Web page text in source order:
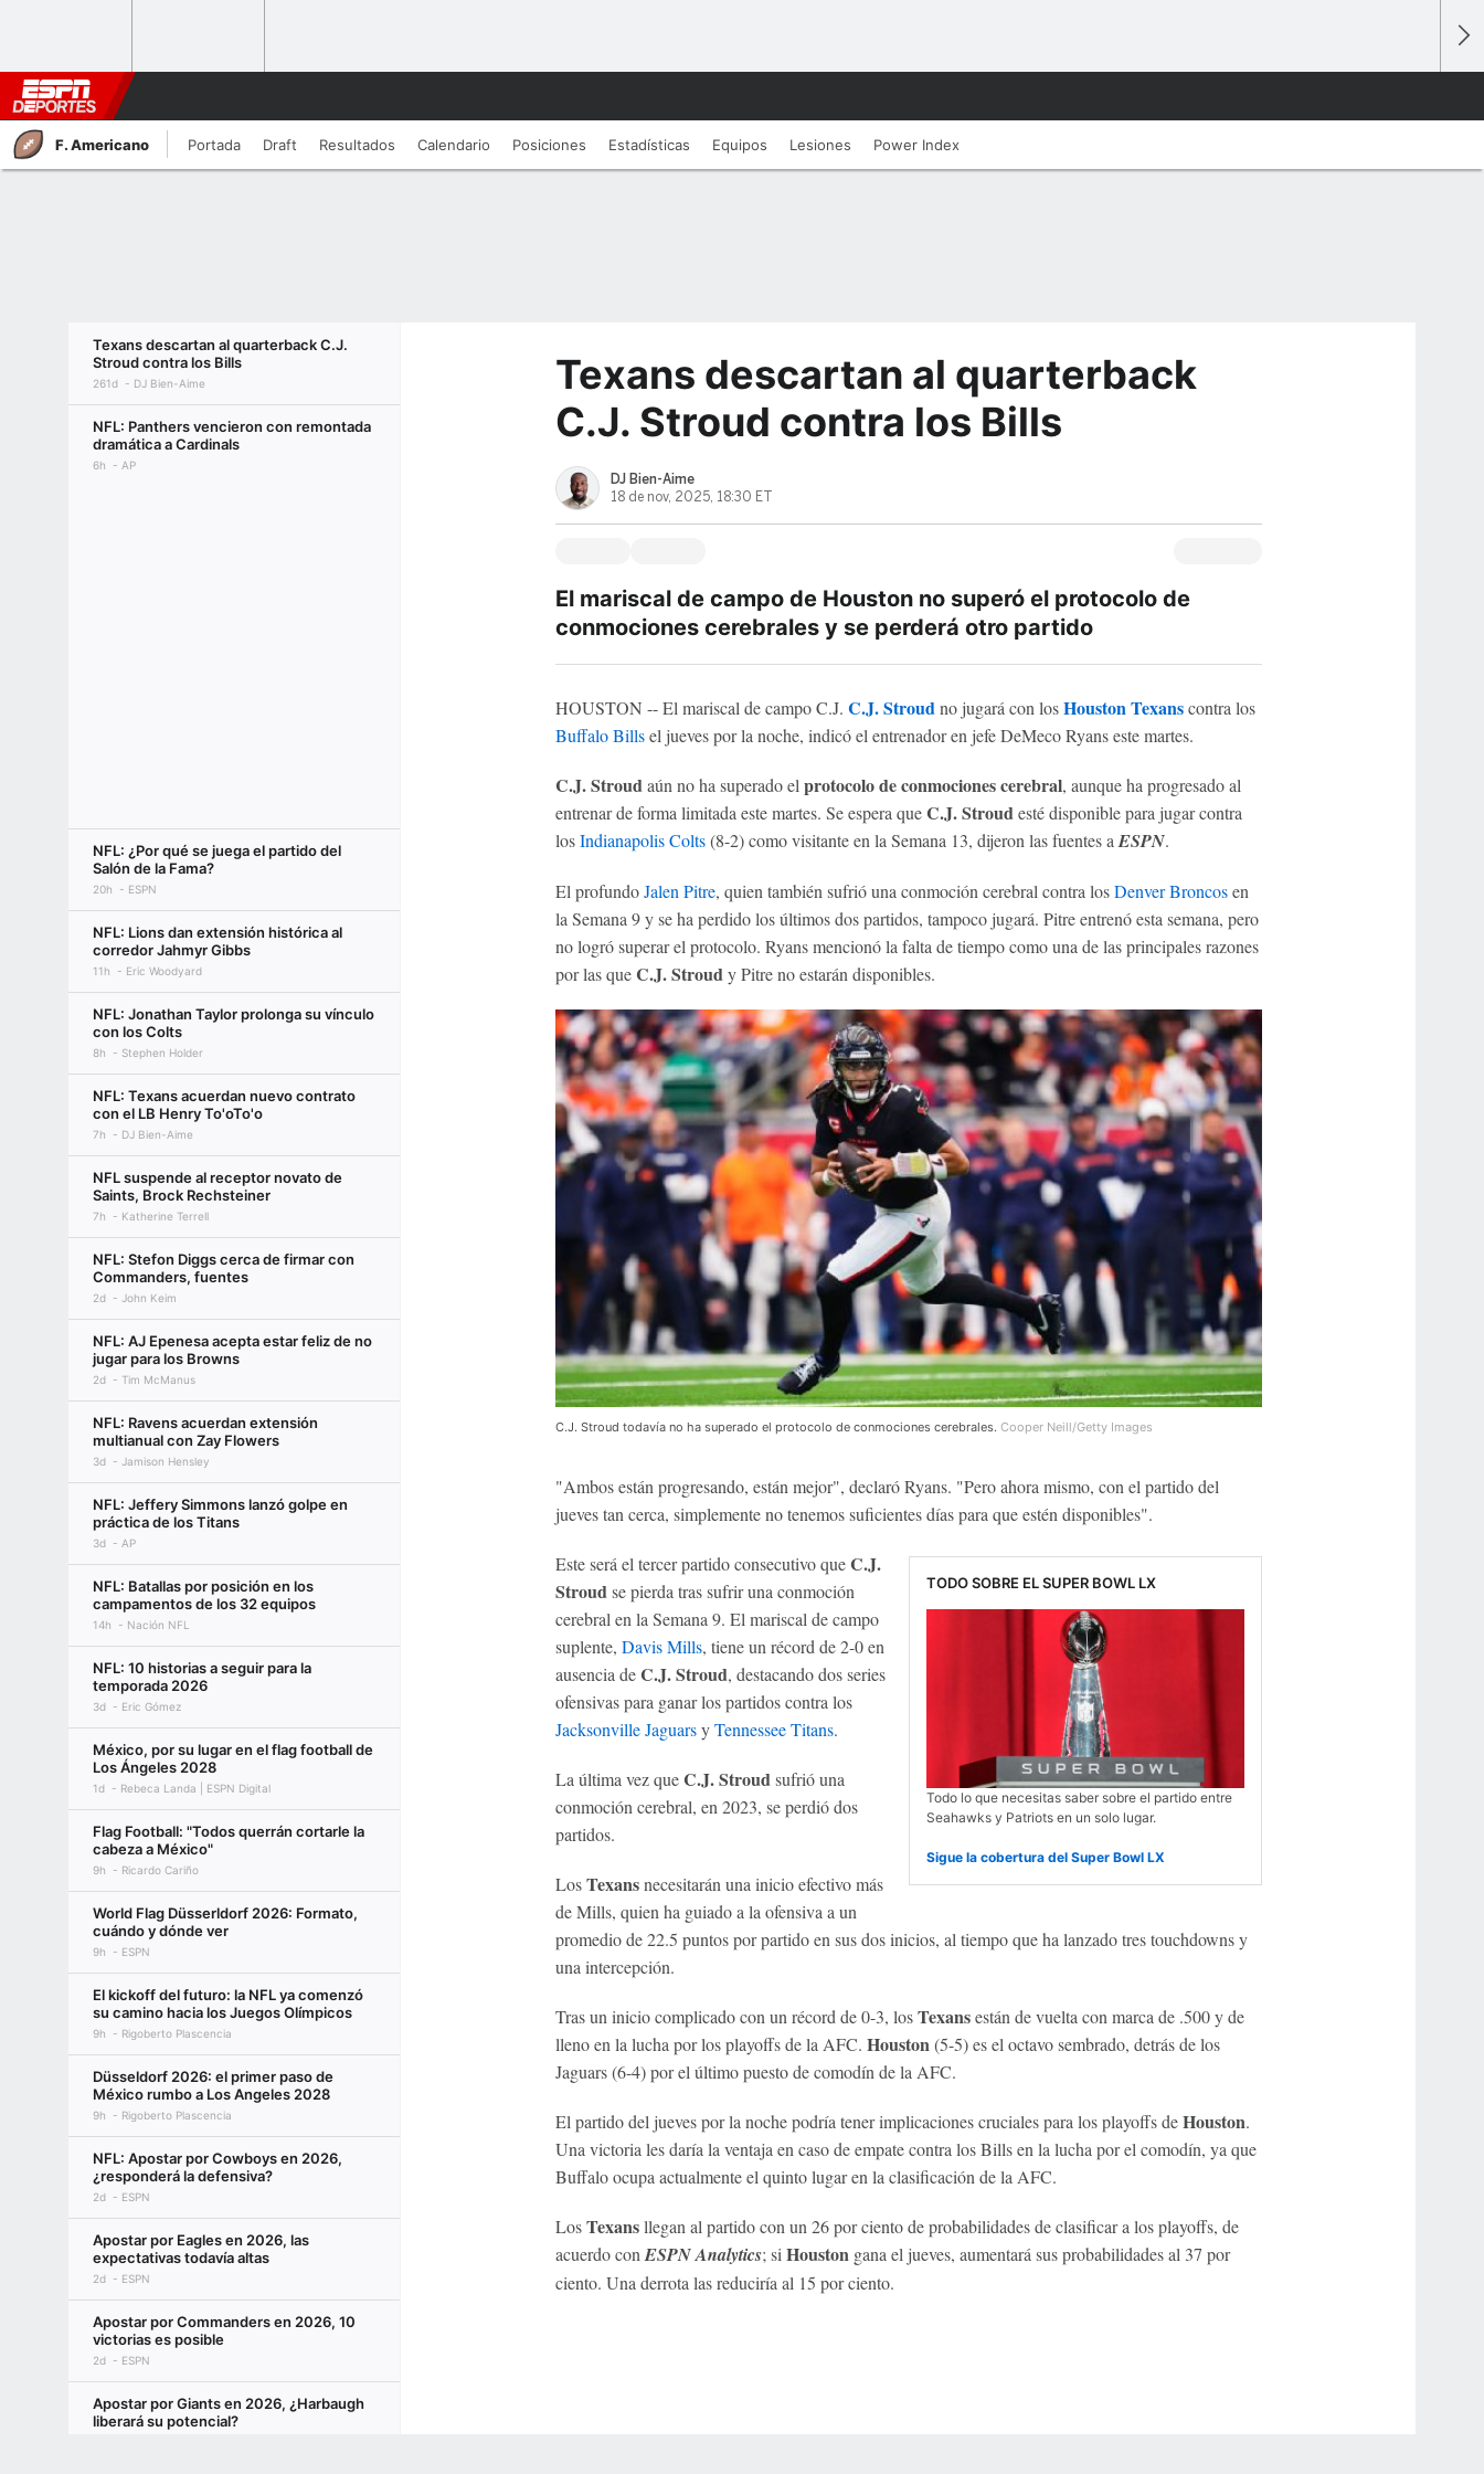
F. Americano Portada Draft Resultados Calendario Posiciones Estadísticas Equipos Lesiones Power Index
Texans descartan al quarterback C.J.
Stroud contra los Bills
261d DJ Bien-Aime
NFL: Panthers vencieron con remontada
dramática a Cardinals
6h AP
NFL: ¿Por qué se juega el partido del
Salón de la Fama?
20h ESPN
NFL: Lions dan extensión histórica al
corredor Jahmyr Gibbs
11h Eric Woodyard
NFL: Jonathan Taylor prolonga su vínculo
con los Colts
8h Stephen Holder
NFL: Texans acuerdan nuevo contrato
con el LB Henry To'oTo'o
7h DJ Bien-Aime
NFL suspende al receptor novato de
Saints, Brock Rechsteiner
7h Katherine Terrell
NFL: Stefon Diggs cerca de firmar con
Commanders, fuentes
2d John Keim
NFL: AJ Epenesa acepta estar feliz de no
jugar para los Browns
2d Tim McManus
NFL: Ravens acuerdan extensión
multianual con Zay Flowers
3d Jamison Hensley
NFL: Jeffery Simmons lanzó golpe en
práctica de los Titans
3d AP
NFL: Batallas por posición en los
campamentos de los 32 equipos
14h Nación NFL
NFL: 10 historias a seguir para la
temporada 2026
3d Eric Gómez
México, por su lugar en el flag football de
Los Ángeles 2028
1d Rebeca Landa | ESPN Digital
Flag Football: "Todos querrán cortarle la
cabeza a México"
9h Ricardo Cariño
World Flag Düsserldorf 2026: Formato,
cuándo y dónde ver
9h ESPN
El kickoff del futuro: la NFL ya comenzó
su camino hacia los Juegos Olímpicos
9h Rigoberto Plascencia
Düsseldorf 2026: el primer paso de
México rumbo a Los Angeles 2028
9h Rigoberto Plascencia
NFL: Apostar por Cowboys en 2026,
¿responderá la defensiva?
2d ESPN
Apostar por Eagles en 2026, las
expectativas todavía altas
2d ESPN
Apostar por Commanders en 2026, 10
victorias es posible
2d ESPN
Apostar por Giants en 2026, ¿Harbaugh
liberará su potencial?
Texans descartan al quarterback
C.J. Stroud contra los Bills
DJ Bien-Aime
18 de nov, 2025, 18:30 ET
El mariscal de campo de Houston no superó el protocolo de
conmociones cerebrales y se perderá otro partido
HOUSTON -- El mariscal de campo C.J. C.J. Stroud no jugará con losHouston Texanscontra los
Buffalo Billsel jueves por la noche, indicó el entrenador en jefe DeMeco Ryans este martes.
C.J. Stroud aún no ha superado el protocolo de conmociones cerebral, aunque ha progresado al
entrenar de forma limitada este martes. Se espera queC.J. Stroud esté disponible para jugar contra
losIndianapolis Colts(8-2) como visitante en la Semana 13, dijeron las fuentes a ESPN.
El profundoJalen Pitre, quien también sufrió una conmoción cerebral contra losDenver Broncosen
la Semana 9 y se ha perdido los últimos dos partidos, tampoco jugará. Pitre entrenó esta semana, pero
no logró superar el protocolo. Ryans mencionó la falta de tiempo como una de las principales razones
por las queC.J. Stroud y Pitre no estarán disponibles.
C.J. Stroud todavía no ha superado el protocolo de conmociones cerebrales. Cooper Neill/Getty Images
"Ambos están progresando, están mejor", declaró Ryans. "Pero ahora mismo, con el partido del
jueves tan cerca, simplemente no tenemos suficientes días para que estén disponibles".
TODO SOBRE EL SUPER BOWL LX
Todo lo que necesitas saber sobre el partido entre
Seahawks y Patriots en un solo lugar.
Sigue la cobertura del Super Bowl LX
Este será el tercer partido consecutivo queC.J.
Stroudse pierda tras sufrir una conmoción
cerebral en la Semana 9. El mariscal de campo
suplente, Davis Mills, tiene un récord de 2-0 en
ausencia deC.J. Stroud, destacando dos series
ofensivas para ganar los partidos contra los
Jacksonville JaguarsyTennessee Titans.
La última vez queC.J. Stroudsufrió una
conmoción cerebral, en 2023, se perdió dos
partidos.
LosTexansnecesitarán una inicio efectivo más
de Mills, quien ha guiado a la ofensiva a un
promedio de 22.5 puntos por partido en sus dos inicios, al tiempo que ha lanzado tres touchdowns y
una intercepción.
Tras un inicio complicado con un récord de 0-3, losTexansestán de vuelta con marca de .500 y de
lleno en la lucha por los playoffs de la AFC. Houston(5-5) es el octavo sembrado, detrás de los
Jaguars (6-4) por el último puesto de comodín de la AFC.
El partido del jueves por la noche podría tener implicaciones cruciales para los playoffs deHouston.
Una victoria les daría la ventaja en caso de empate contra los Bills en la lucha por el comodín, ya que
Buffalo ocupa actualmente el quinto lugar en la clasificación de la AFC.
LosTexansllegan al partido con un 26 por ciento de probabilidades de clasificar a los playoffs, de
acuerdo conESPN Analytics; siHoustongana el jueves, aumentará sus probabilidades al 37 por
ciento. Una derrota las reduciría al 15 por ciento.